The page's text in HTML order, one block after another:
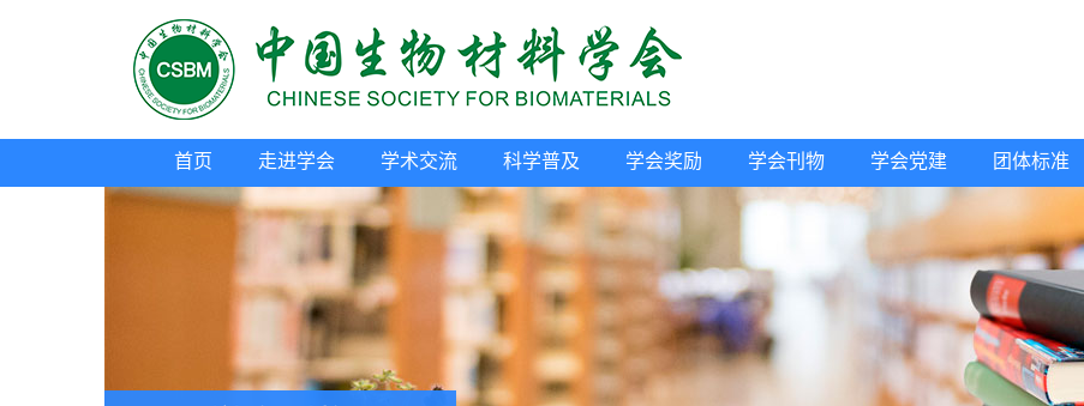
首页 走进学会 学术交流 科学普及 学会奖励 学会刊物 学会党建 团体标准